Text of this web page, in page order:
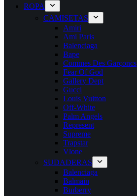
ROPA
CAMISETAS
Amiri
Ami Paris
Balenciaga
Bape
Commes Des Garçoncs
Fear Of God
Gallery Dept
Gucci
Louis Vuitton
Off-White
Palm Angels
Represent
Supreme
Trapstar
Vlone
SUDADERAS
Balenciaga
Balmain
Burberry